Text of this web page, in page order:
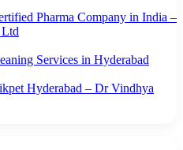
Pharma Company in India –
Ltd
Services in Hyderabad
Hyderabad – Dr Vindhya